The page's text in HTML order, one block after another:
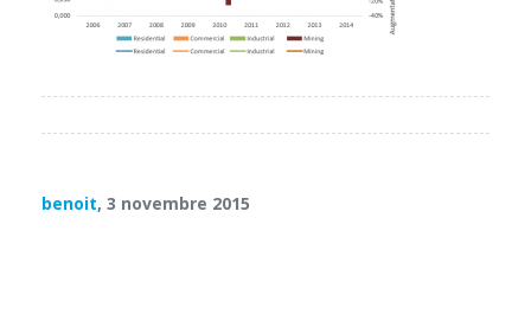
benoit, 3 novembre 2015